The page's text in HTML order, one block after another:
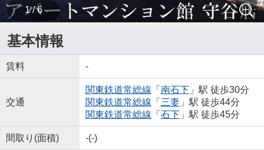
1 / 6
基本情報
賃料 -
交通
関東鉄道常総線 「 南石下」駅 徒歩30分
関東鉄道常総線 「 三妻」駅 徒歩44分
関東鉄道常総線 「 石下」駅 徒歩45分
間取り(面積) -(-)